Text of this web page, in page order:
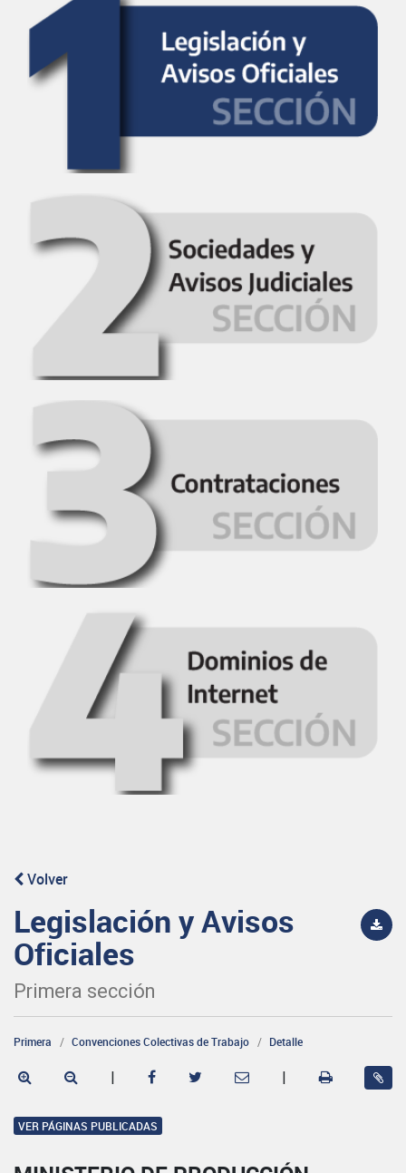
Volver
Legislación y Avisos
Oficiales
Primera sección
Primera Convenciones Colectivas de Trabajo Detalle
| |
VER PÁGINAS PUBLICADAS